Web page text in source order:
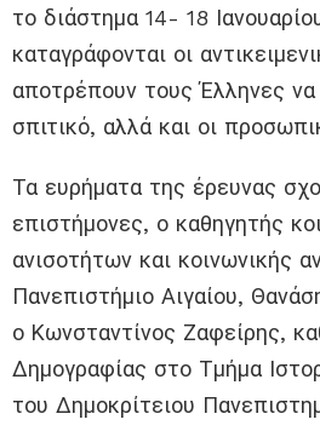
το διάστημα 14- 18
καταγράφονται οι
αποτρέπουν τους Έλληνες να
σπιτικό, αλλά και οι
Τα ευρήματα της έρευνας
επιστήμονες, ο καθηγητής
ανισοτήτων και κοινωνικής
Πανεπιστήμιο Αιγαίου,
ο Κωνσταντίνος Ζαφείρης,
Δημογραφίας στο Τμήμα
του Δημοκρίτειου